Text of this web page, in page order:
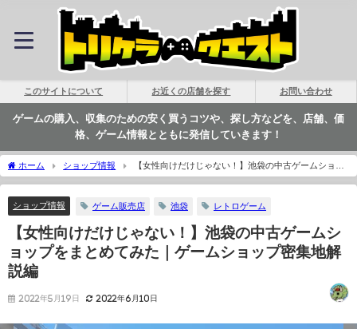
このサイトについて お近くの店舗を探す お問い合わせ
ゲームの購入、収集のための安く買うコツや、探し方などを、店舗、価
格、ゲーム情報とともに発信していきます！
ホーム ショップ情報
【女性向けだけじゃない！】池袋の中古ゲームショッ
プをまとめてみた｜ゲームショップ密集地解説編
ショップ情報 ゲーム販売店 池袋 レトロゲーム
【女性向けだけじゃない！】池袋の中古ゲームシ
ョップをまとめてみた｜ゲームショップ密集地解
説編
2022年5月19日 2022年6月10日